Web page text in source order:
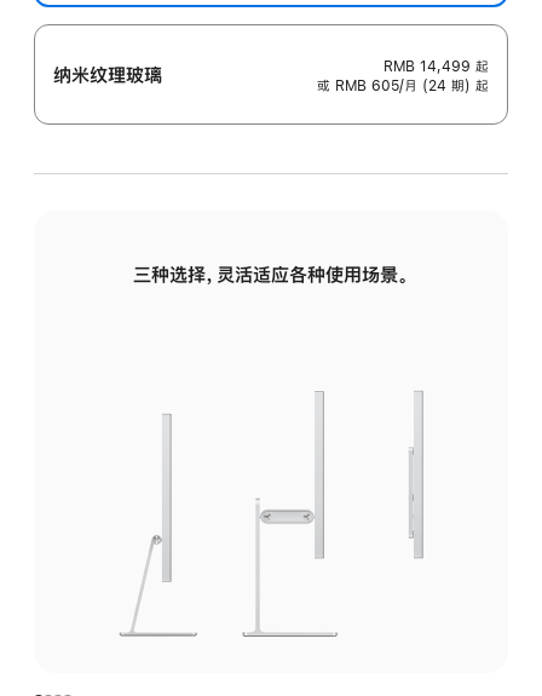
纳米纹理玻璃 RMB 14,499 起
或 RMB 605/月 (24 期) 起
三种选择，灵活适应各种使用场景。